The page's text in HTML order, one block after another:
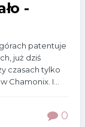
-
patentuje
już dziś
czasach tylko
Chamonix. I...
0